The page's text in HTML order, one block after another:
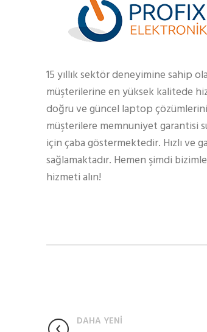
15 yıllık sektör deneyimine sahip
müşterilerine en yüksek kalitede
doğru ve güncel laptop
müşterilere memnuniyet garantisi
için çaba göstermektedir. Hızlı ve
sağlamaktadır. Hemen şimdi
hizmeti alın!
DAHA YENİ